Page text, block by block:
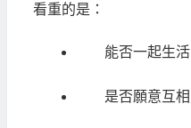
看重的是：
能否一起生活
是否願意互